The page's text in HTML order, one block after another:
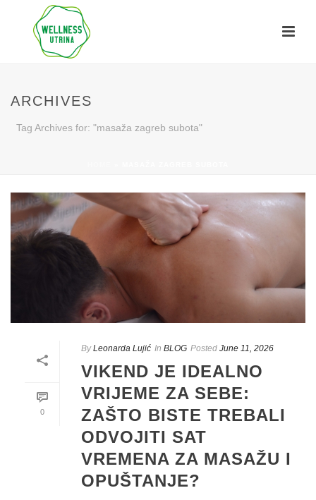
ARCHIVES
Tag Archives for: "masaža zagreb subota"
0
By Leonarda Lujić In BLOG Posted June 11, 2026
VIKEND JE IDEALNO
VRIJEME ZA SEBE:
ZAŠTO BISTE TREBALI
ODVOJITI SAT
VREMENA ZA MASAŽU I
OPUŠTANJE?